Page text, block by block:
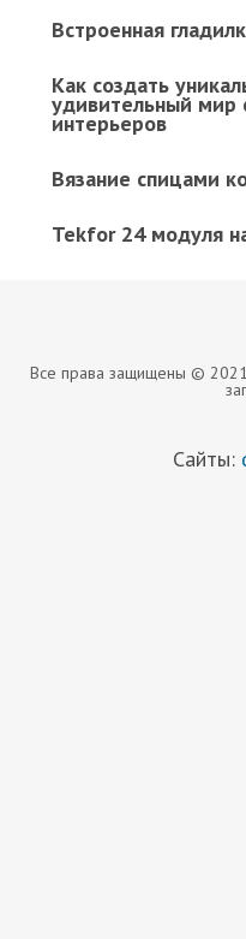
Встроенная
Как создать
удивительный мир
интерьеров
Вязание спицами
Tekfor 24 модуля
Все права защищены ©
Сайты: